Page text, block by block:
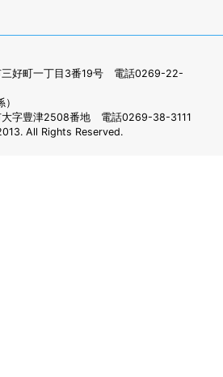
好町一丁目3番19号 電話0269-22-
字豊津2508番地 電話0269-38-3111
All Rights Reserved.